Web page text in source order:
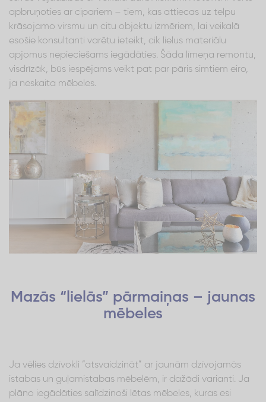
apbruņoties ar cipariem – tiem, kas attiecas uz telpu
krāsojamo virsmu un citu objektu izmēriem, lai veikalā
esošie konsultanti varētu ieteikt, cik lielus materiālu
apjomus nepieciešams iegādāties. Šāda līmeņa remontu,
visdrīzāk, būs iespējams veikt pat par pāris simtiem eiro,
ja neskaita mēbeles.
Mazās “lielās” pārmaiņas – jaunas
mēbeles
Ja vēlies dzīvokli “atsvaidzināt” ar jaunām dzīvojamās
istabas un guļamistabas mēbelēm, ir dažādi varianti. Ja
plāno iegādāties salīdzinoši lētas mēbeles, kuras esi